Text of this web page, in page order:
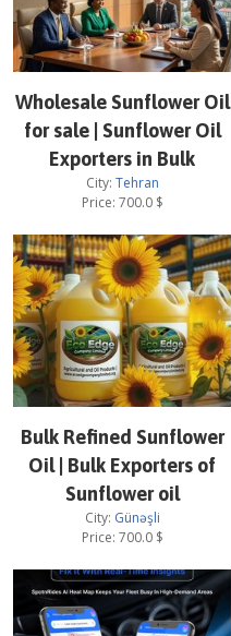
Wholesale Sunflower Oil
for sale | Sunflower Oil
Exporters in Bulk
City: Tehran
Price: 700.0$
Bulk Refined Sunflower
Oil | Bulk Exporters of
Sunflower oil
City: Günəşli
Price: 700.0$